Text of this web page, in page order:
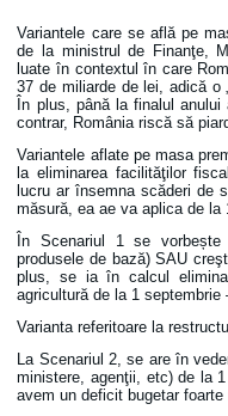
Variantele care se află pe
de la ministrul de Finanţe,
luate în contextul în care
37 de miliarde de lei, adică o
În plus, până la finalul
contrar, România riscă să
Variantele aflate pe masa
la eliminarea facilităţilor
lucru ar însemna scăderi de
măsură, ea ae va aplica de la
În Scenariul 1 se
produsele de bază) SAU
plus, se ia în calcul
agricultură de la 1 septembrie
Varianta referitoare la
La Scenariul 2, se are în
ministere, agenţii, etc) de la
avem un deficit bugetar foarte